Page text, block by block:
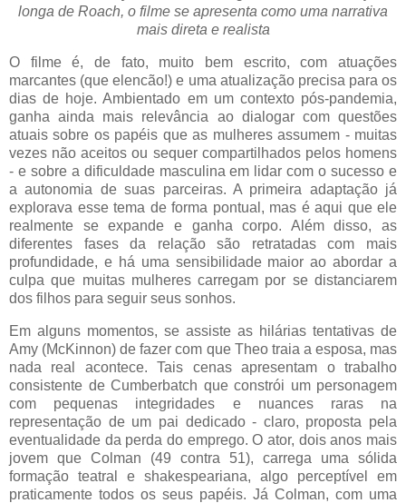
longa de Roach, o filme se apresenta como uma narrativa
mais direta e realista
O filme é, de fato, muito bem escrito, com atuações
marcantes (que elencão!) e uma atualização precisa para os
dias de hoje. Ambientado em um contexto pós-pandemia,
ganha ainda mais relevância ao dialogar com questões
atuais sobre os papéis que as mulheres assumem - muitas
vezes não aceitos ou sequer compartilhados pelos homens
- e sobre a dificuldade masculina em lidar com o sucesso e
a autonomia de suas parceiras. A primeira adaptação já
explorava esse tema de forma pontual, mas é aqui que ele
realmente se expande e ganha corpo. Além disso, as
diferentes fases da relação são retratadas com mais
profundidade, e há uma sensibilidade maior ao abordar a
culpa que muitas mulheres carregam por se distanciarem
dos filhos para seguir seus sonhos.
Em alguns momentos, se assiste as hilárias tentativas de
Amy (McKinnon) de fazer com que Theo traia a esposa, mas
nada real acontece. Tais cenas apresentam o trabalho
consistente de Cumberbatch que constrói um personagem
com pequenas integridades e nuances raras na
representação de um pai dedicado - claro, proposta pela
eventualidade da perda do emprego. O ator, dois anos mais
jovem que Colman (49 contra 51), carrega uma sólida
formação teatral e shakespeariana, algo perceptível em
praticamente todos os seus papéis. Já Colman, com uma